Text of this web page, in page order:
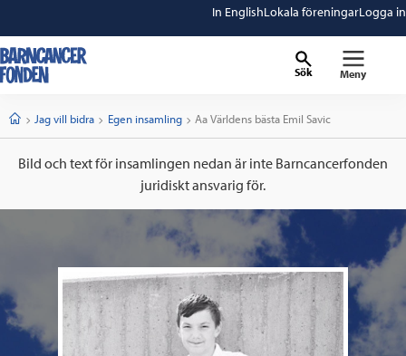
In EnglishLokala föreningarLogga in
Sök Meny
StartJag vill bidra Egen insamling Current:
Aa Världens bästa Emil Savic
Bild och text för insamlingen nedan är inte Barncancerfonden
juridiskt ansvarig för.